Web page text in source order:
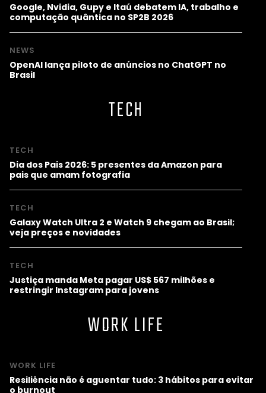
Google, Nvidia, Gupy e Itaú debatem IA, trabalho e
computação quântica no SP2B 2026
NEWS
OpenAI lança piloto de anúncios no ChatGPT no
Brasil
TECH
TECH
Dia dos Pais 2026: 5 presentes da Amazon para
pais que amam fotografia
TECH
Galaxy Watch Ultra 2 e Watch 9 chegam ao Brasil;
veja preços e novidades
TECH
Justiça manda Meta pagar US$ 567 milhões e
restringir Instagram para jovens
WORK LIFE
WORK LIFE
Resiliência não é aguentar tudo: 3 hábitos para evitar
o burnout